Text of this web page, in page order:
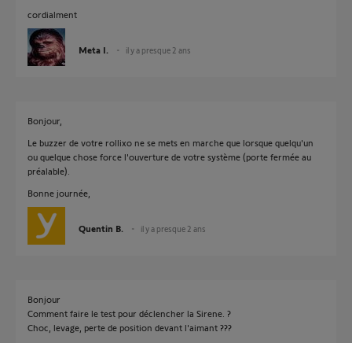
cordialment
Meta I. il y a presque 2 ans
Bonjour,
Le buzzer de votre rollixo ne se mets en marche que lorsque quelqu'un
ou quelque chose force l'ouverture de votre système (porte fermée au
préalable).
Bonne journée,
Quentin B. il y a presque 2 ans
Bonjour
Comment faire le test pour déclencher la Sirene. ?
Choc, levage, perte de position devant l'aimant ???